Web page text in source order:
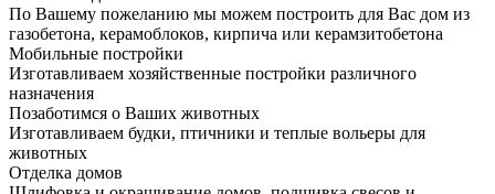
По Вашему пожеланию мы можем построить для Вас дом из
газобетона, керамоблоков, кирпича или керамзитобетона
Мобильные постройки
Изготавливаем хозяйственные постройки различного
назначения
Позаботимся о Ваших животных
Изготавливаем будки, птичники и теплые вольеры для
животных
Отделка домов